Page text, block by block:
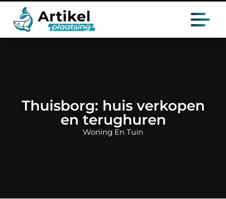
Thuisborg: huis verkopen
en terughuren
Woning En Tuin